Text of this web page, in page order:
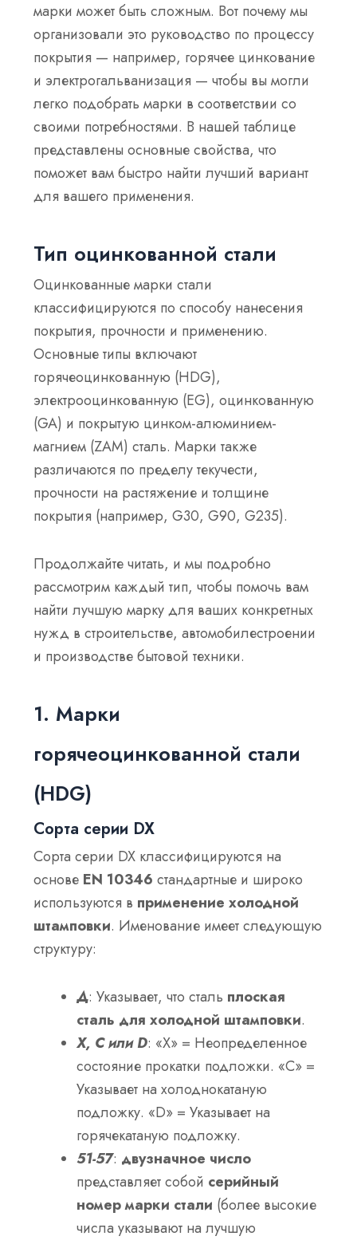
марки может быть сложным. Вот почему мы
организовали это руководство по процессу
покрытия — например, горячее цинкование
и электрогальванизация — чтобы вы могли
легко подобрать марки в соответствии со
своими потребностями. В нашей таблице
представлены основные свойства, что
поможет вам быстро найти лучший вариант
для вашего применения.
Тип оцинкованной стали
Оцинкованные марки стали
классифицируются по способу нанесения
покрытия, прочности и применению.
Основные типы включают
горячеоцинкованную (HDG),
электрооцинкованную (EG), оцинкованную
(GA) и покрытую цинком-алюминием-
магнием (ZAM) сталь. Марки также
различаются по пределу текучести,
прочности на растяжение и толщине
покрытия (например, G30, G90, G235).
Продолжайте читать, и мы подробно
рассмотрим каждый тип, чтобы помочь вам
найти лучшую марку для ваших конкретных
нужд в строительстве, автомобилестроении
и производстве бытовой техники.
1. Марки
горячеоцинкованной стали
(HDG)
Сорта серии DX
Сорта серии DX классифицируются на
основе EN 10346 стандартные и широко
используются в применение холодной
штамповки. Именование имеет следующую
структуру:
Д: Указывает, что сталь плоская
сталь для холодной штамповки.
X, C или D: «X» = Неопределенное
состояние прокатки подложки. «C» =
Указывает на холоднокатаную
подложку. «D» = Указывает на
горячекатаную подложку.
51-57: двузначное число
представляет собой серийный
номер марки стали (более высокие
числа указывают на лучшую